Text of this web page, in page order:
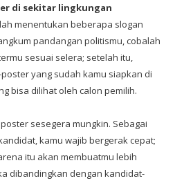
di sekitar lingkungan
menentukan beberapa slogan
pandangan politismu, cobalah
sesuai selera; setelah itu,
yang sudah kamu siapkan di
bisa dilihat oleh calon pemilih.
sesegera mungkin. Sebagai
kamu wajib bergerak cepat;
itu akan membuatmu lebih
dibandingkan dengan kandidat-